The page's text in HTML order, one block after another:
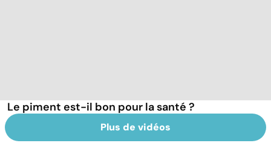
Le piment est-il bon pour la santé ?
Plus de vidéos